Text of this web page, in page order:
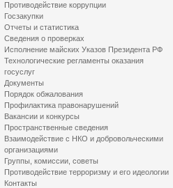
Противодействие коррупции
Госзакупки
Отчеты и статистика
Сведения о проверках
Исполнение майских Указов Президента РФ
Технологические регламенты оказания
госуслуг
Документы
Порядок обжалования
Профилактика правонарушений
Вакансии и конкурсы
Пространственные сведения
Взаимодействие с НКО и добровольческими
организациями
Группы, комиссии, советы
Противодействие терроризму и его идеологии
Контакты